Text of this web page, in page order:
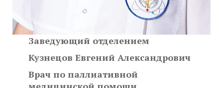
Заведующий отделением
Кузнецов Евгений Александрович
Врач по паллиативной